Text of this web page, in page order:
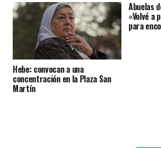
Hebe: convocan a una
concentración en la Plaza San
Martín
Abuelas
«Volvé a
para